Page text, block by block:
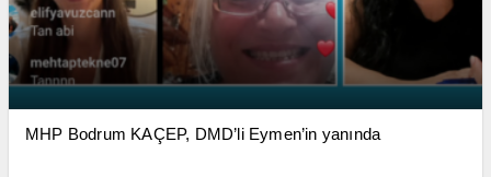
MHP Bodrum KAÇEP, DMD’li Eymen’in yanında